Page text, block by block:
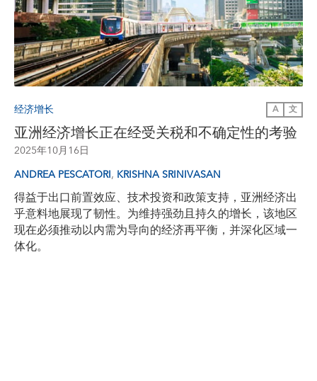
经济增长 A 文
亚洲经济增长正在经受关税和不确定性的考验
2025年10月16日
ANDREA PESCATORI, KRISHNA SRINIVASAN
得益于出口前置效应、技术投资和政策支持，亚洲经济出
乎意料地展现了韧性。为维持强劲且持久的增长，该地区
现在必须推动以内需为导向的经济再平衡，并深化区域一
体化。